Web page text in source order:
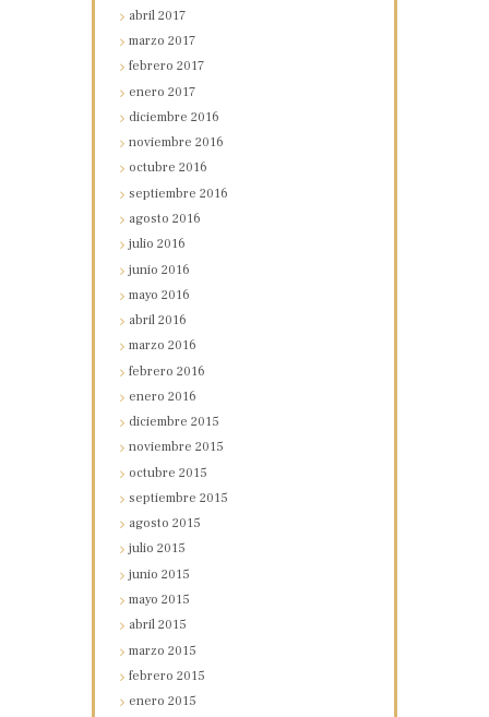
abril2017
marzo2017
febrero2017
enero2017
diciembre2016
noviembre2016
octubre2016
septiembre2016
agosto2016
julio2016
junio2016
mayo2016
abril2016
marzo2016
febrero2016
enero2016
diciembre2015
noviembre2015
octubre2015
septiembre2015
agosto2015
julio2015
junio2015
mayo2015
abril2015
marzo2015
febrero2015
enero2015